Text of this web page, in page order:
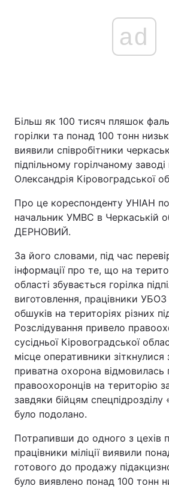
ad
Більш як 100 тисяч пляшок
горілки та понад 100 тонн
виявили співробітники
підпільному горілчаному заводі
Олександрія Кіровоградської
Про це кореспонденту УНІАН
начальник УМВС в Черкаській
ДЕРНОВИЙ.
За його словами, під час
інформації про те, що на
області збувається горілка
виготовлення, працівники
обшуків на територіях різних
Розслідування привело
сусідньої Кіровоградської
місце оперативники
приватна охорона відмовилась
правоохоронців на територію
завдяки бійцям спецпідрозділу
було подолано.
Потрапивши до одного з цехів
працівники міліції виявили
готового до продажу
було виявлено понад 100 тонн